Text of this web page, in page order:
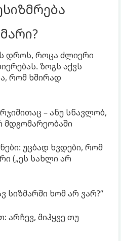
დროს, როცა ძლიერი
ზოგს აქვს
რომ ხშირად
– ანუ სწავლობ,
უცბად ხვდები, რომ
(„ეს სახლი არ
სიზმარში ხომ არ ვარ?“
არჩევ, მიჰყვე თუ